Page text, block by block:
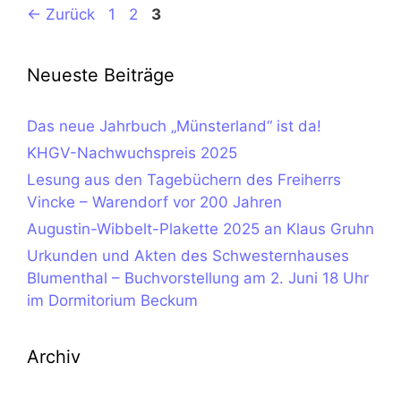
← Zurück Seite
1 Seite
2 Seite
3
Neueste Beiträge
Das neue Jahrbuch „Münsterland“ ist da!
KHGV-Nachwuchspreis 2025
Lesung aus den Tagebüchern des Freiherrs
Vincke – Warendorf vor 200 Jahren
Augustin-Wibbelt-Plakette 2025 an Klaus Gruhn
Urkunden und Akten des Schwesternhauses
Blumenthal – Buchvorstellung am 2. Juni 18 Uhr
im Dormitorium Beckum
Archiv